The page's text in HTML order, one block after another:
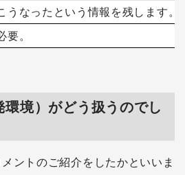
うなったという情報を残します。
。
境）がどう扱うのでし
ントのご紹介をしたかといいま